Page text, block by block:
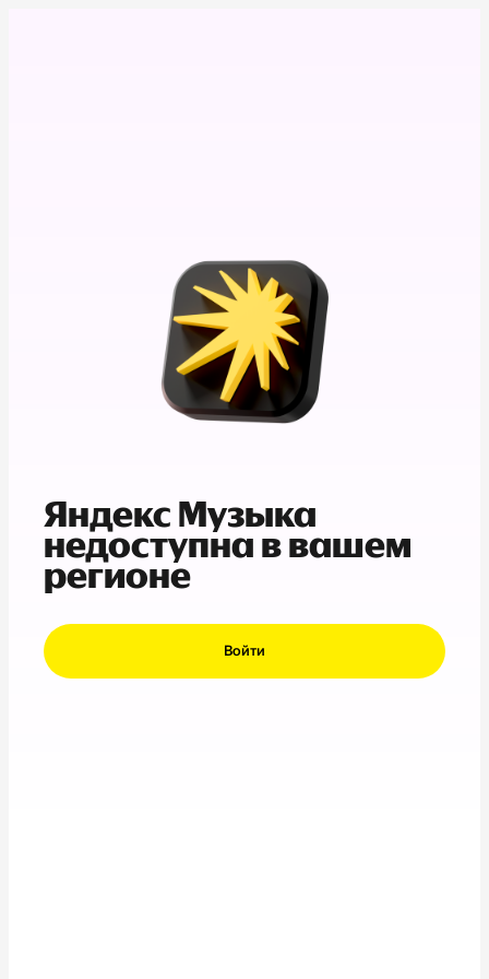
Яндекс Музыка
недоступна в вашем
регионе
Войти